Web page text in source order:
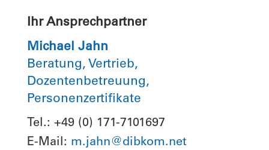
Ihr Ansprechpartner
Michael Jahn
Beratung, Vertrieb,
Dozentenbetreuung,
Personenzertifikate
Tel.: +49 (0) 171-7101697
E-Mail: m.jahn@dibkom.net